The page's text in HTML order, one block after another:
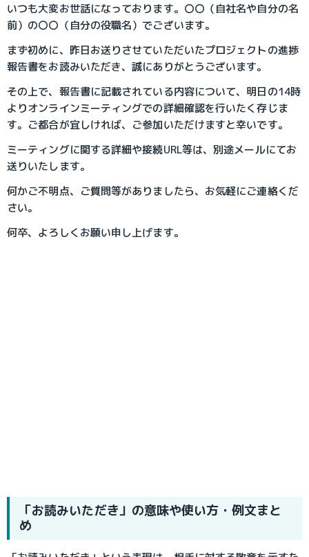
いつも大変お世話になっております。〇〇（自社名や自分の名
前）の〇〇（自分の役職名）でございます。
まず初めに、昨日お送りさせていただいたプロジェクトの進捗
報告書をお読みいただき、誠にありがとうございます。
その上で、報告書に記載されている内容について、明日の14時
よりオンラインミーティングでの詳細確認を行いたく存じま
す。ご都合が宜しければ、ご参加いただけますと幸いです。
ミーティングに関する詳細や接続URL等は、別途メールにてお
送りいたします。
何かご不明点、ご質問等がありましたら、お気軽にご連絡くだ
さい。
何卒、よろしくお願い申し上げます。
「お読みいただき」の意味や使い方・例文まと
め